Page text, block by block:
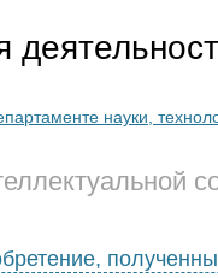
науки,